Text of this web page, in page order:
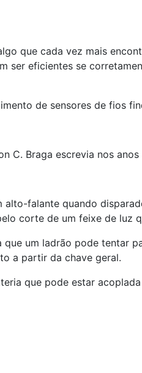
que cada vez mais
ser eficientes se
de sensores de fios
C. Braga escrevia nos
falante quando
corte de um feixe de luz
um ladrão pode tentar
a partir da chave geral.
que pode estar